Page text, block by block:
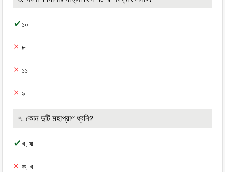
১০
৮
১১
৯
৭. কোন দুটি মহাপ্রাণ ধ্বনি?
খ, ঝ
ক, খ